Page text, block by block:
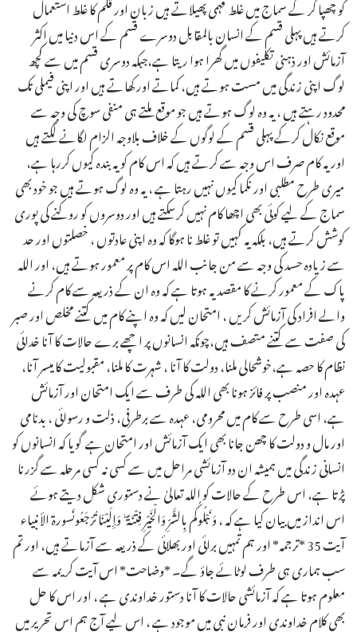
کو چھپا کر کے سماج میں غلط فہمی پھیلاتے ہیں زبان اور قلم کا غلط استعمال
کرتے ہیں پہلی قسم کے انسان بالمقابل دوسرے قسم کے اس دنیا میں اکثر
آزمائش اور ذہنی تکلیفوں میں گھرا ہوا ریتا ہے،جبکہ دوسری قسم میں سے کچھ
لوگ اپنی زندگی میں مست ہوتے ہیں، کماتے اور کھاتے ہیں اور اپنی فیملی تک
محدود رہتے ہیں ، یہ وہ لوگ ہوتے ہیں جو موقع ملتے ہی منفی سوچ کی وجہ سے
موقع نکال کرکے پہلی قسم کے لوگوں کے خلاف بلاوجہ الزام لگانے لگتے ہیں
اور یہ کام صرف اس وجہ سے کرتے ہیں کہ اس کام کو یہ بندہ کیوں کررہا ہے،
میری طرح مطلبی اور نکما کیوں نہیں رہتا ہے ، یہ وہ لوگ ہوتے ہیں جو خود بھی
سماج کے لیے کوئی بھی اچھا کام نہیں کرسکتے ہیں اور دوسروں کو روکنے کی پوری
کوشش کرتے ہیں، بلکہ یہ کہیں تو غلط نا ہوگا کہ وہ اپنی عادتوں ، خصلتوں اور حد
سے زیادہ حسد کی وجہ سے من جانب اللہ اس کام پر معمور ہوتے ہیں، اور اللہ
پاک کے معمور کرنے کا مقصد یہ ہوتا ہے کہ وہ ان کے ذریعہ سے کام کرنے
والے افراد کی آزمائش کریں ، امتحان لیں کہ وہ اپنے کام میں کتنے مخلص اور صبر
کی صفت سے کتنے متصف ہیں،چونکہ انسانوں پر اچھے برے حالات کا آنا خدائی
نظام کا حصہ ہے،خوشحالی ملنا، دولت کا آنا ، شہرت کا ملنا، مقبولیت کا میسر آنا،
عہدہ اور منصب پر فائز ہونا بھی اللہ کی طرف سے ایک امتحان اور آزمائش
ہے، اسی طرح سے کام میں محرومی، عہدہ سے برطرفی، ذلت و رسوائی ، بدنامی
اور مال و دولت کا چھن جانا بھی ایک آزمائش اور امتحان ہے ـ گویا کہ انسانوں کو
انسانی زندگی میں ہمیشہ ان دو آزمائشی مراحل میں سے کسی نہ کسی مرحلہ سے گزرنا
پڑتا ہے، اس طرح کے حالات کو اللہ تعالیٰ نے دستوری شکل دیتے ہوئے
اس انداز میں بیان کیا ہے کہ ، وَنَبْلُوكُم بِالشَّرِّ وَالْخَيْرِ فِتْنَةً ۖ وَإِلَيْنَا تُرْجَعُونَسورۃ الأنبياء
آیت 35 *ترجمہ* اور ہم تمہیں برائی اور بھلائی کے ذریعہ سے آزماتے ہیں، اور تم
سب ہماری ہی طرف لوٹائے جاؤ گے۔ *وضاحت* اس آیت کریمہ سے
معلوم ہوتا ہے کہ آزمائشی حالات کا آنا دستور خداوندی ہے ، اور اس کا حل
بھی کلام خداوندی اور فرمان نبی میں موجود ہے ، اس لیے آج ہم اس تحریر میں